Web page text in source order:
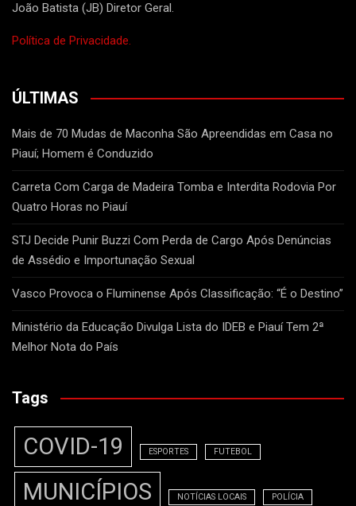
João Batista (JB) Diretor Geral.
Política de Privacidade.
ÚLTIMAS
Mais de 70 Mudas de Maconha São Apreendidas em Casa no
Piauí; Homem é Conduzido
Carreta Com Carga de Madeira Tomba e Interdita Rodovia Por
Quatro Horas no Piauí
STJ Decide Punir Buzzi Com Perda de Cargo Após Denúncias
de Assédio e Importunação Sexual
Vasco Provoca o Fluminense Após Classificação: “É o Destino”
Ministério da Educação Divulga Lista do IDEB e Piauí Tem 2ª
Melhor Nota do País
Tags
COVID-19 ESPORTES FUTEBOL
MUNICÍPIOS NOTÍCIAS LOCAIS POLÍCIA